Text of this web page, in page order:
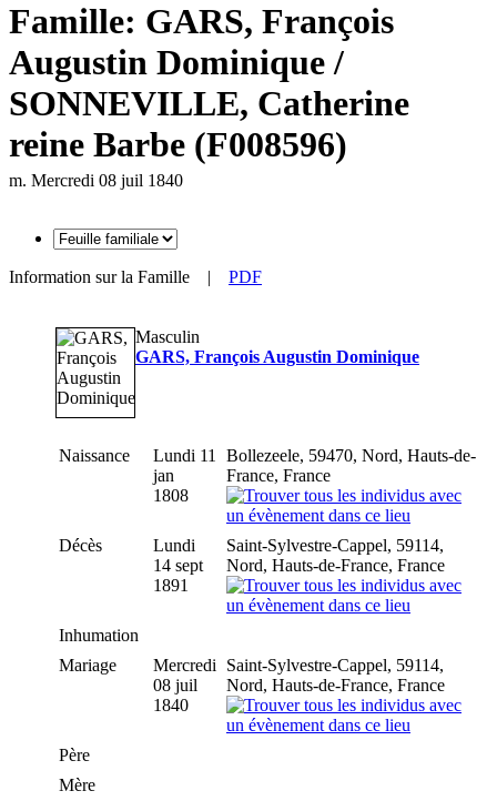
Famille: GARS, François
Augustin Dominique /
SONNEVILLE, Catherine
reine Barbe (F008596)
m. Mercredi 08 juil 1840
Information sur la Famille | PDF
Masculin
GARS, François Augustin Dominique
Naissance
Lundi 11
jan
1808
Bollezeele, 59470, Nord, Hauts-de-
France, France
Décès
Lundi
14 sept
1891
Saint-Sylvestre-Cappel, 59114,
Nord, Hauts-de-France, France
Inhumation
Mariage
Mercredi
08 juil
1840
Saint-Sylvestre-Cappel, 59114,
Nord, Hauts-de-France, France
Père
Mère